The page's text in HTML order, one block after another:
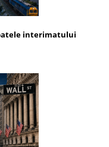
interimatului